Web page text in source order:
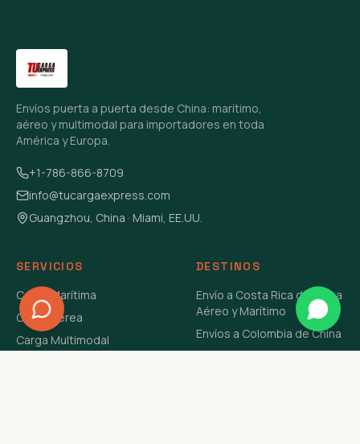
Envíos puerta a puerta desde China: marítimo,
aéreo y multimodal para importadores en toda
América y Europa.
+1-786-866-8709
info@tucargaexpress.com
Guangzhou, China · Miami, EE.UU.
SERVICIOS
Carga Marítima
Carga Aérea
Carga Multimodal
DESTINOS
Envío a Costa Rica de China
Aéreo y Marítimo
Envíos a Colombia de China